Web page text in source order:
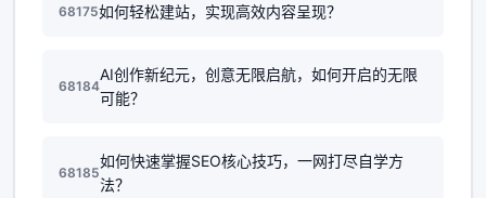
68175如何轻松建站，实现高效内容呈现？
68184
AI创作新纪元，创意无限启航，如何开启的无限
可能？
68185
如何快速掌握SEO核心技巧，一网打尽自学方
法？